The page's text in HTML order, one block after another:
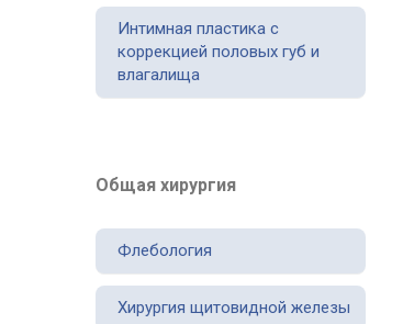
Интимная пластика с
коррекцией половых губ и
влагалища
Общая хирургия
Флебология
Хирургия щитовидной железы